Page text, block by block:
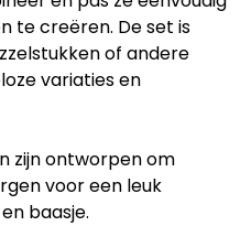
te creëren. De set is
of andere
variaties en
zijn ontworpen om
voor een leuk
baasje.